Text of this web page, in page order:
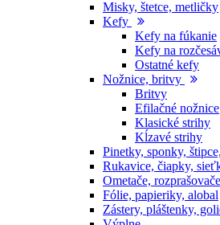
Misky, štetce, metličky
Kefy
Kefy na fúkanie
Kefy na
Ostatné kefy
Nožnice, britvy
Britvy
Efilačné nožnice
Klasické strihy
Kĺzavé strihy
Pinetky, sponky,
Rukavice, čiapky,
Ometače, rozprašovače
Fólie, papieriky, alobal
Zástery, pláštenky,